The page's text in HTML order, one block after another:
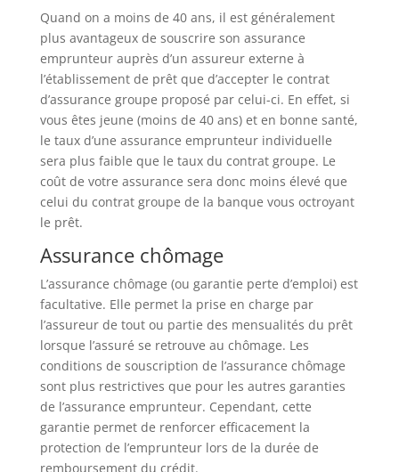
Quand on a moins de 40 ans, il est généralement
plus avantageux de souscrire son assurance
emprunteur auprès d’un assureur externe à
l’établissement de prêt que d’accepter le contrat
d’assurance groupe proposé par celui-ci. En effet, si
vous êtes jeune (moins de 40 ans) et en bonne santé,
le taux d’une assurance emprunteur individuelle
sera plus faible que le taux du contrat groupe. Le
coût de votre assurance sera donc moins élevé que
celui du contrat groupe de la banque vous octroyant
le prêt.
Assurance chômage
L’assurance chômage (ou garantie perte d’emploi) est
facultative. Elle permet la prise en charge par
l’assureur de tout ou partie des mensualités du prêt
lorsque l’assuré se retrouve au chômage. Les
conditions de souscription de l’assurance chômage
sont plus restrictives que pour les autres garanties
de l’assurance emprunteur. Cependant, cette
garantie permet de renforcer efficacement la
protection de l’emprunteur lors de la durée de
remboursement du crédit.